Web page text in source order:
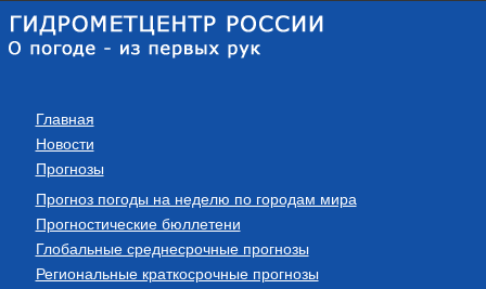
Главная
Новости
Прогнозы
Прогноз погоды на неделю по городам мира
Прогностические бюллетени
Глобальные среднесрочные прогнозы
Региональные краткосрочные прогнозы